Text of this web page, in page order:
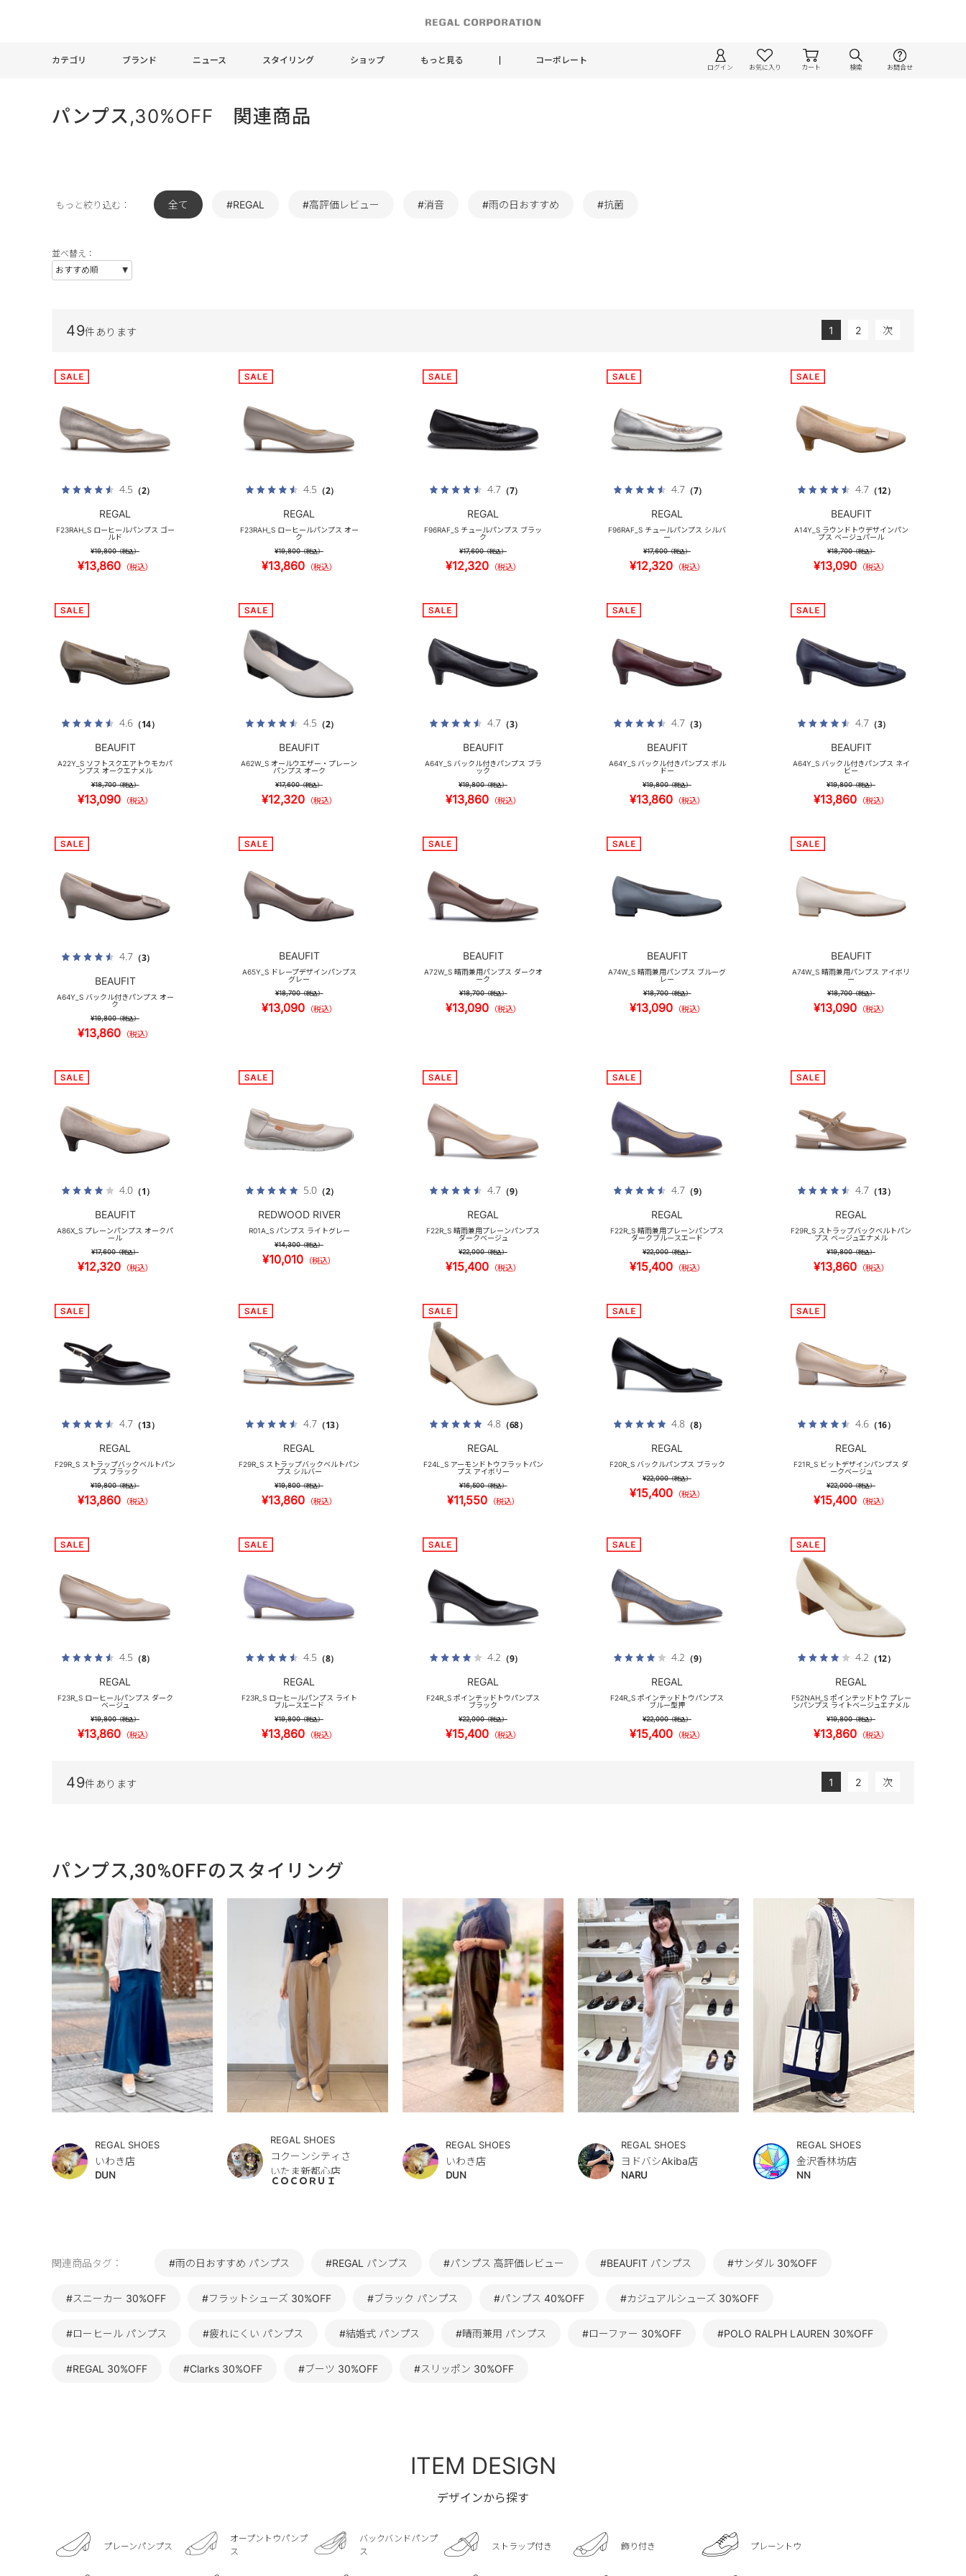
カテゴリ ブランド ニュース スタイリング ショップ もっと見る コーポレート
ログイン お気に入り カート 検索 お問合せ
パンプス,30%OFF 関連商品
もっと絞り込む： 全て #REGAL #高評価レビュー #消音 #雨の日おすすめ #抗菌
並べ替え：
49件あります 1 2 次
4.5 （2）
REGAL
F23RAH_S ローヒールパンプス ゴー
ルド
¥19,800（税込）
¥13,860 （税込）
4.5 （2）
REGAL
F23RAH_S ローヒールパンプス オー
ク
¥19,800（税込）
¥13,860 （税込）
4.7（7）
REGAL
F96RAF_S チュールパンプス ブラッ
ク
¥17,600（税込）
¥12,320 （税込）
4.7（7）
REGAL
F96RAF_S チュールパンプス シルバ
ー
¥17,600（税込）
¥12,320 （税込）
4.7（12）
BEAUFIT
A14Y_S ラウンドトウデザインパン
プス ベージュパール
¥18,700（税込）
¥13,090 （税込）
4.6（14）
BEAUFIT
A22Y_S ソフトスクエアトウモカパ
ンプス オークエナメル
¥18,700（税込）
¥13,090 （税込）
4.5 （2）
BEAUFIT
A62W_S オールウエザー・プレーン
パンプス オーク
¥17,600（税込）
¥12,320 （税込）
4.7（3）
BEAUFIT
A64Y_S バックル付きパンプス ブラ
ック
¥19,800（税込）
¥13,860 （税込）
4.7（3）
BEAUFIT
A64Y_S バックル付きパンプス ボル
ドー
¥19,800（税込）
¥13,860 （税込）
4.7（3）
BEAUFIT
A64Y_S バックル付きパンプス ネイ
ビー
¥19,800（税込）
¥13,860 （税込）
4.7（3）
BEAUFIT
A64Y_S バックル付きパンプス オー
ク
¥19,800（税込）
¥13,860 （税込）
BEAUFIT
A65Y_S ドレープデザインパンプス
グレー
¥18,700（税込）
¥13,090 （税込）
BEAUFIT
A72W_S 晴雨兼用パンプス ダークオ
ーク
¥18,700（税込）
¥13,090 （税込）
BEAUFIT
A74W_S 晴雨兼用パンプス ブルーグ
レー
¥18,700（税込）
¥13,090 （税込）
BEAUFIT
A74W_S 晴雨兼用パンプス アイボリ
ー
¥18,700（税込）
¥13,090 （税込）
4.0（1）
BEAUFIT
A86X_S プレーンパンプス オークパ
ール
¥17,600（税込）
¥12,320 （税込）
5.0（2）
REDWOOD RIVER
R01A_S パンプス ライトグレー
¥14,300（税込）
¥10,010 （税込）
4.7（9）
REGAL
F22R_S 晴雨兼用プレーンパンプス
ダークベージュ
¥22,000（税込）
¥15,400 （税込）
4.7（9）
REGAL
F22R_S 晴雨兼用プレーンパンプス
ダークブルースエード
¥22,000（税込）
¥15,400 （税込）
4.7（13）
REGAL
F29R_S ストラップバックベルトパン
プス ベージュエナメル
¥19,800（税込）
¥13,860 （税込）
4.7（13）
REGAL
F29R_S ストラップバックベルトパン
プス ブラック
¥19,800（税込）
¥13,860 （税込）
4.7（13）
REGAL
F29R_S ストラップバックベルトパン
プス シルバー
¥19,800（税込）
¥13,860 （税込）
4.8 （68）
REGAL
F24L_S アーモンドトウフラットパン
プス アイボリー
¥16,500（税込）
¥11,550 （税込）
4.8 （8）
REGAL
F20R_S バックルパンプス ブラック
¥22,000（税込）
¥15,400 （税込）
4.6（16）
REGAL
F21R_S ビットデザインパンプス ダ
ークベージュ
¥22,000（税込）
¥15,400 （税込）
4.5 （8）
REGAL
F23R_S ローヒールパンプス ダーク
ベージュ
¥19,800（税込）
¥13,860 （税込）
4.5 （8）
REGAL
F23R_S ローヒールパンプス ライト
ブルースエード
¥19,800（税込）
¥13,860 （税込）
4.2 （9）
REGAL
F24R_S ポインテッドトウパンプス
ブラック
¥22,000（税込）
¥15,400 （税込）
4.2 （9）
REGAL
F24R_S ポインテッドトウパンプス
ブルー型押
¥22,000（税込）
¥15,400 （税込）
4.2 （12）
REGAL
F52NAH_S ポインテッドトウ プレー
ンパンプス ライトベージュエナメル
¥19,800（税込）
¥13,860 （税込）
49件あります 1 2 次
パンプス,30%OFFのスタイリング
REGAL SHOES
いわき店
DUN
REGAL SHOES
コクーンシティさ
いたま新都心店
ＣＯＣＯＲＵＩ
REGAL SHOES
いわき店
DUN
REGAL SHOES
ヨドバシAkiba店
NARU
REGAL SHOES
金沢香林坊店
NN
関連商品タグ： #雨の日おすすめ パンプス #REGAL パンプス #パンプス 高評価レビュー #BEAUFIT パンプス #サンダル 30%OFF
#スニーカー 30%OFF #フラットシューズ 30%OFF #ブラック パンプス #パンプス 40%OFF #カジュアルシューズ 30%OFF
#ローヒール パンプス #疲れにくい パンプス #結婚式 パンプス #晴雨兼用 パンプス #ローファー 30%OFF #POLO RALPH LAUREN 30%OFF
#REGAL 30%OFF #Clarks 30%OFF #ブーツ 30%OFF #スリッポン 30%OFF
ITEM DESIGN
デザインから探す
プレーンパンプス
オープントウパンプ
ス
バックバンドパンプ
ス
ストラップ付き 飾り付き プレーントウ